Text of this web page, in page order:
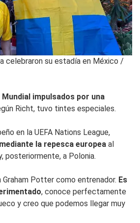
celebraron su estadía en México /
Mundial impulsados por una
Richt, tuvo tintes especiales.
en la UEFA Nations League,
la repesca europea al
posteriormente, a Polonia.
Graham Potter como entrenador. Es
, conoce perfectamente
y creo que podemos llegar muy